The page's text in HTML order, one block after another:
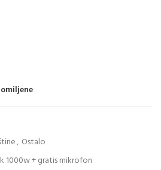
, Ostalo
1000w + gratis mikrofon